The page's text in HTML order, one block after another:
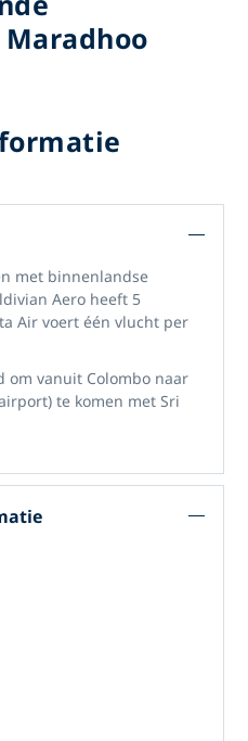
met binnenlandse
Aero heeft 5
Air voert één vlucht per
om vanuit Colombo naar
te komen met Sri